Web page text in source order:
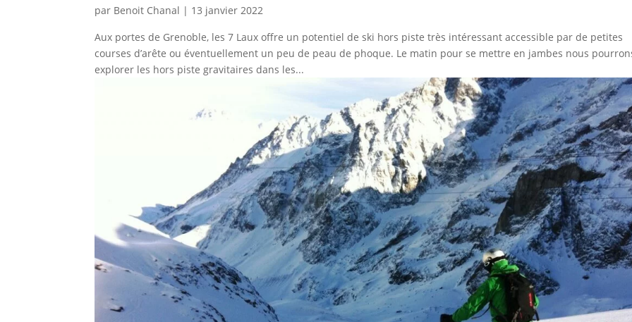
par Benoit Chanal | 13 janvier 2022
Aux portes de Grenoble, les 7 Laux offre un potentiel de ski hors piste très intéressant accessible par de petites
courses d’arête ou éventuellement un peu de peau de phoque. Le matin pour se mettre en jambes nous
explorer les hors piste gravitaires dans les...